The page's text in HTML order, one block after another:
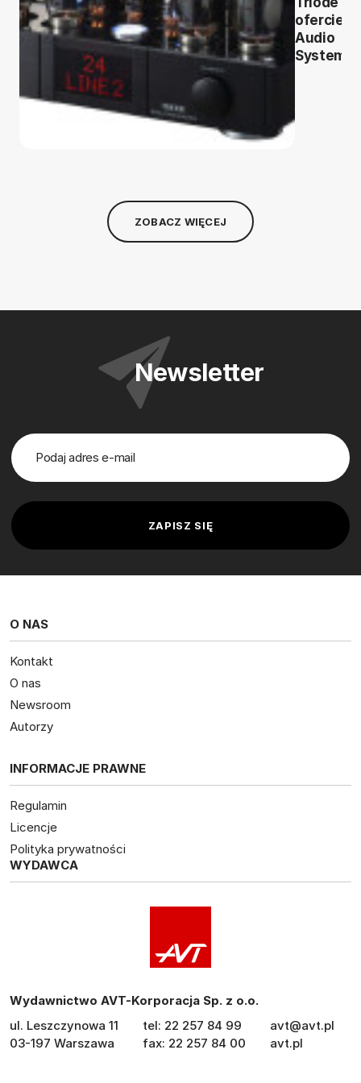
ofercie
Audio
System
ZOBACZ WIĘCEJ
Newsletter
O NAS
Kontakt
O nas
Newsroom
Autorzy
INFORMACJE PRAWNE
Regulamin
Licencje
Polityka prywatności
WYDAWCA
Wydawnictwo AVT-Korporacja Sp. z o.o.
ul. Leszczynowa 11
03-197 Warszawa
tel: 22 257 84 99
fax: 22 257 84 00
avt@avt.pl
avt.pl